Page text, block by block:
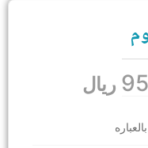
ريال